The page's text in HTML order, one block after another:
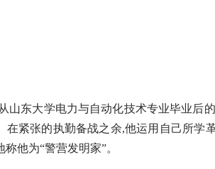
东大学电力与自动化技术专业毕业后
在紧张的执勤备战之余,他运用自己所学
他为“警营发明家”。